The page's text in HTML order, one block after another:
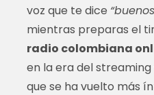
voz que te dice
mientras preparas el
radio colombiana
en la era del
que se ha vuelto más